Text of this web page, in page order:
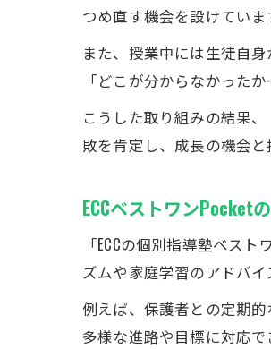
つめ直す機会を設けていま
また、授業中には生徒自
「どこが分からなかった
こうした取り組みの結果
敗を肯定し、成長の機会
ECCベストワンPocket
「ECCの個別指導塾ベス
ズムや家庭学習のアドバ
例えば、保護者との定期
多様な進路や目標に対応